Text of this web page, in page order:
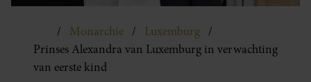
Monarchie
Luxemburg
Prinses Alexandra van Luxemburg in verwachting
van eerste kind